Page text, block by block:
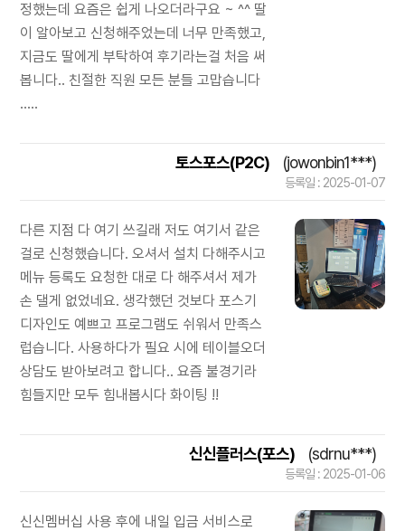
정했는데 요즘은 쉽게 나오더라구요 ~ ^^ 딸
이 알아보고 신청해주었는데 너무 만족했고,
지금도 딸에게 부탁하여 후기라는걸 처음 써
봅니다.. 친절한 직원 모든 분들 고맙습니다
.....
토스포스(P2C) (jowonbin1***)
등록일 : 2025-01-07
다른 지점 다 여기 쓰길래 저도 여기서 같은
걸로 신청했습니다. 오셔서 설치 다해주시고
메뉴 등록도 요청한 대로 다 해주셔서 제가
손 댈게 없었네요. 생각했던 것보다 포스기
디자인도 예쁘고 프로그램도 쉬워서 만족스
럽습니다. 사용하다가 필요 시에 테이블오더
상담도 받아보려고 합니다.. 요즘 불경기라
힘들지만 모두 힘내봅시다 화이팅 !!
신신플러스(포스) (sdrnu***)
등록일 : 2025-01-06
신신멤버십 사용 후에 내일 입금 서비스로